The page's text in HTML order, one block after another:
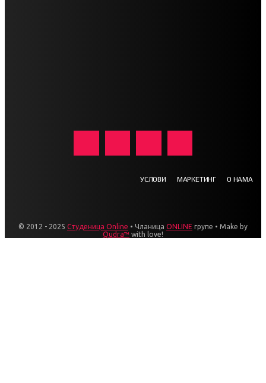
УСЛОВИ МАРКЕТИНГ О НАМА
© 2012 - 2025 Студеница Online • Чланица ONLINE групе • Make by
Qudra™ with love!